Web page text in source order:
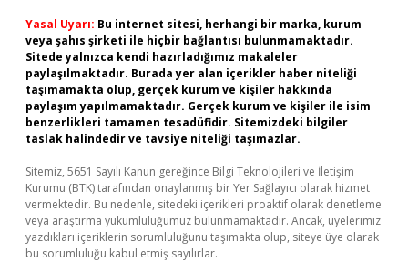
Yasal Uyarı: Bu internet sitesi, herhangi bir marka, kurum
veya şahıs şirketi ile hiçbir bağlantısı bulunmamaktadır.
Sitede yalnızca kendi hazırladığımız makaleler
paylaşılmaktadır. Burada yer alan içerikler haber niteliği
taşımamakta olup, gerçek kurum ve kişiler hakkında
paylaşım yapılmamaktadır. Gerçek kurum ve kişiler ile isim
benzerlikleri tamamen tesadüfidir. Sitemizdeki bilgiler
taslak halindedir ve tavsiye niteliği taşımazlar.
Sitemiz, 5651 Sayılı Kanun gereğince Bilgi Teknolojileri ve İletişim
Kurumu (BTK) tarafından onaylanmış bir Yer Sağlayıcı olarak hizmet
vermektedir. Bu nedenle, sitedeki içerikleri proaktif olarak denetleme
veya araştırma yükümlülüğümüz bulunmamaktadır. Ancak, üyelerimiz
yazdıkları içeriklerin sorumluluğunu taşımakta olup, siteye üye olarak
bu sorumluluğu kabul etmiş sayılırlar.